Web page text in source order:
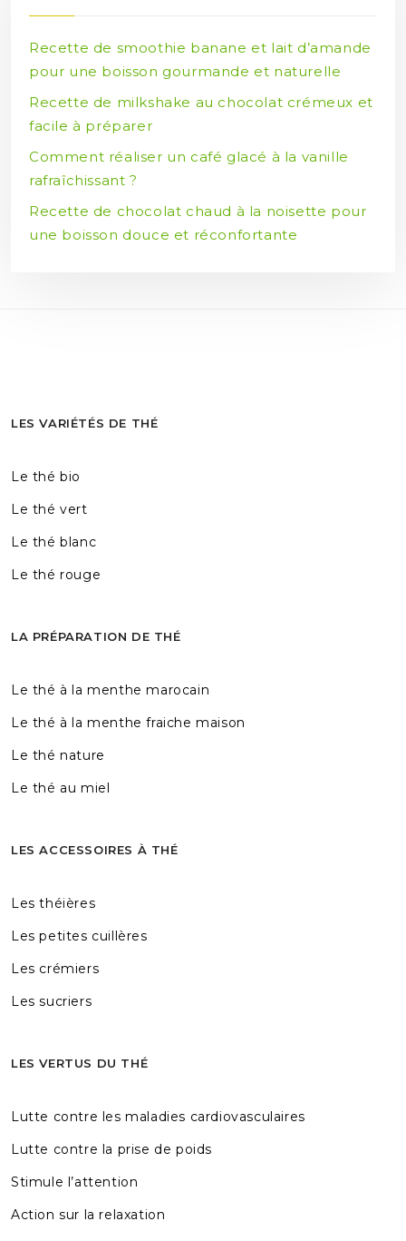
Recette de smoothie banane et lait d’amande
pour une boisson gourmande et naturelle
Recette de milkshake au chocolat crémeux et
facile à préparer
Comment réaliser un café glacé à la vanille
rafraîchissant ?
Recette de chocolat chaud à la noisette pour
une boisson douce et réconfortante
LES VARIÉTÉS DE THÉ
Le thé bio
Le thé vert
Le thé blanc
Le thé rouge
LA PRÉPARATION DE THÉ
Le thé à la menthe marocain
Le thé à la menthe fraiche maison
Le thé nature
Le thé au miel
LES ACCESSOIRES À THÉ
Les théières
Les petites cuillères
Les crémiers
Les sucriers
LES VERTUS DU THÉ
Lutte contre les maladies cardiovasculaires
Lutte contre la prise de poids
Stimule l’attention
Action sur la relaxation